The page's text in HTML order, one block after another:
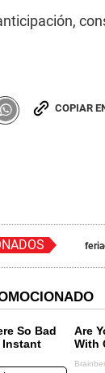
COPIAR